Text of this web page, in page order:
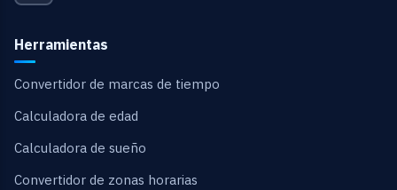
Herramientas
Convertidor de marcas de tiempo
Calculadora de edad
Calculadora de sueño
Convertidor de zonas horarias